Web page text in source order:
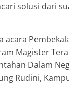
solusi dari
Magister
Dalam
Rudini,